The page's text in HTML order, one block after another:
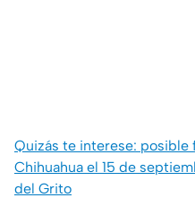
Quizás te interese: posible
Chihuahua el 15 de
del Grito